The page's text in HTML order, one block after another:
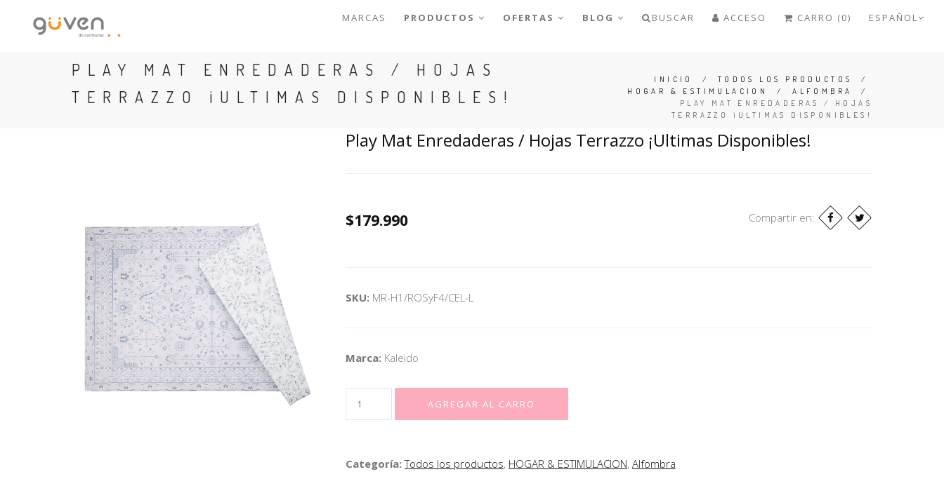
MARCAS PRODUCTOS OFERTAS BLOG BUSCAR ACCESO CARRO (0) ESPAÑOL
PLAY MAT ENREDADERAS / HOJAS
TERRAZZO ¡ULTIMAS DISPONIBLES!
INICIO / TODOS LOS PRODUCTOS
/
HOGAR & ESTIMULACION
/ALFOMBRA
/
PLAY MAT ENREDADERAS / HOJAS
TERRAZZO ¡ULTIMAS DISPONIBLES!
Play Mat Enredaderas / Hojas Terrazzo ¡Ultimas Disponibles!
$179.990 Compartir en:
SKU: MR-H1/ROSyF4/CEL-L
Marca: Kaleido
Categoría:Todos los productos, HOGAR & ESTIMULACION, Alfombra